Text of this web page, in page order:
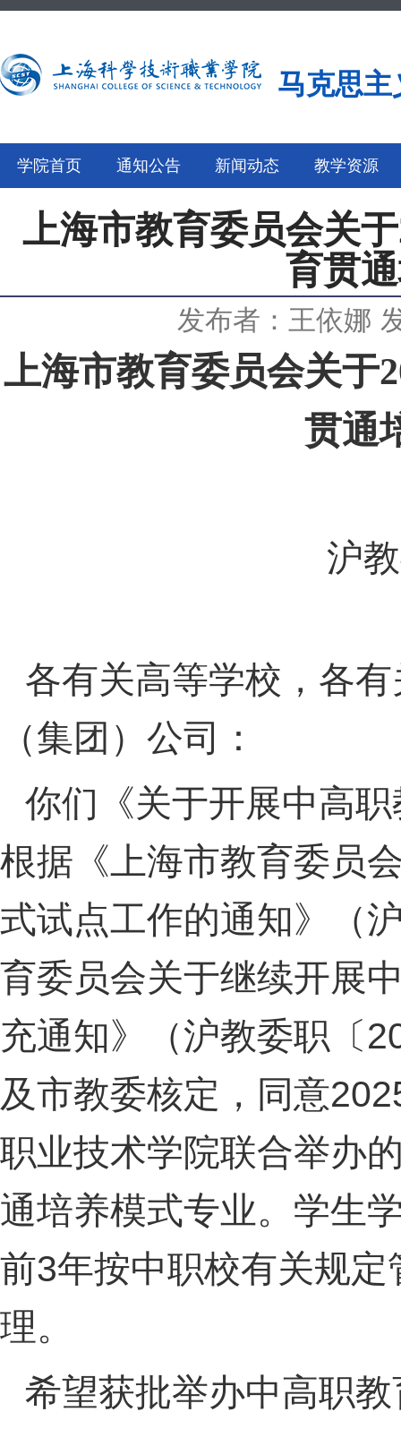
马克思主
学院首页 通知公告 新闻动态 教学资源
上海市教育委员会关
育贯
发布者：王依娜
上海市教育委员会关于
贯通
沪
各有关高等学校，各
（集团）公司：
你们《关于开展中高
根据《上海市教育委员
式试点工作的通知》（
育委员会关于继续开展
充通知》（沪教委职〔
及市教委核定，同意
职业技术学院联合举办
通培养模式专业。学生
前3年按中职校有关规
理。
希望获批举办中高职